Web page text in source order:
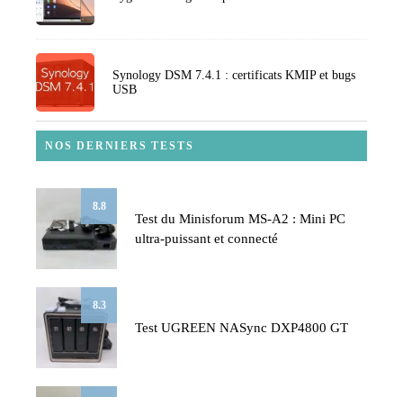
Synology DSM 7.4.1 : certificats KMIP et bugs
USB
NOS DERNIERS TESTS
8.8
Test du Minisforum MS-A2 : Mini PC
ultra-puissant et connecté
8.3
Test UGREEN NASync DXP4800 GT